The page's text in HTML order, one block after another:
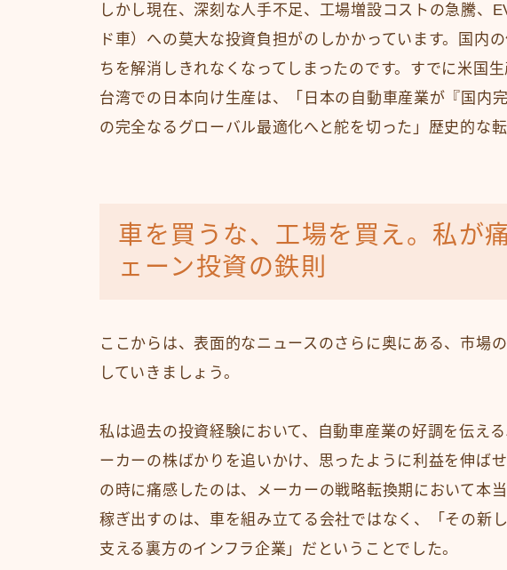
しかし現在、深刻な人手不足、工場増設コストの急騰、
ド車）への莫大な投資負担がのしかかっています。国内
ちを解消しきれなくなってしまったのです。すでに米国
台湾での日本向け生産は、「日本の自動車産業が『国内
の完全なるグローバル最適化へと舵を切った」歴史的な転
車を買うな、工場を買え。私が
ェーン投資の鉄則
ここからは、表面的なニュースのさらに奥にある、市場
していきましょう。
私は過去の投資経験において、自動車産業の好調を伝え
ーカーの株ばかりを追いかけ、思ったように利益を伸ば
の時に痛感したのは、メーカーの戦略転換期において本
稼ぎ出すのは、車を組み立てる会社ではなく、「その新
支える裏方のインフラ企業」だということでした。